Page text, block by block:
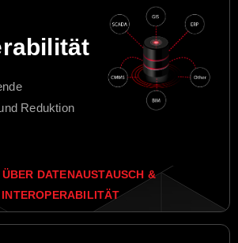
Reduktion
ÜBER DATENAUSTAUSCH &
INTEROPERABILITÄT